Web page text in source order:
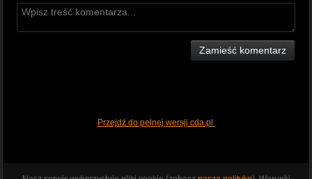
Zamieść komentarz
Przejdź do pełnej wersji cda.pl